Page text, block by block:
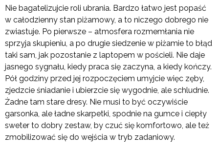
Nie bagatelizujcie roli ubrania. Bardzo łatwo jest popaść
w całodzienny stan piżamowy, a to niczego dobrego nie
zwiastuje. Po pierwsze – atmosfera rozmemłania nie
sprzyja skupieniu, a po drugie siedzenie w piżamie to błąd
taki sam, jak pozostanie z laptopem w pościeli. Nie daje
jasnego sygnału, kiedy praca się zaczyna, a kiedy kończy.
Pół godziny przed jej rozpoczęciem umyjcie więc zęby,
zjedzcie śniadanie i ubierzcie się wygodnie, ale schludnie.
Żadne tam stare dresy. Nie musi to być oczywiście
garsonka, ale ładne skarpetki, spodnie na gumce i ciepły
sweter to dobry zestaw, by czuć się komfortowo, ale też
zmobilizować się do wejścia w tryb zadaniowy.